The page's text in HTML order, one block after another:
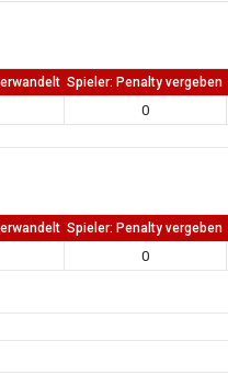
Spieler: Penalty vergeben
0
Spieler: Penalty vergeben
0